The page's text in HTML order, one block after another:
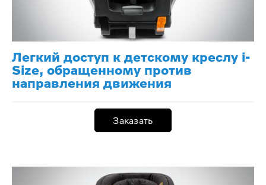
Легкий доступ к детскому креслу i-
Size, обращенному против
направления движения
Заказать